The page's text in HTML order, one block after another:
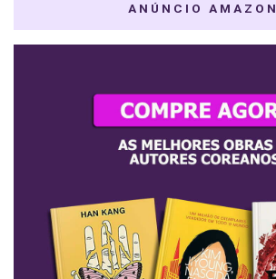
ANÚNCIO AMAZON